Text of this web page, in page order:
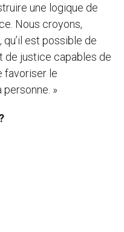
une logique de
Nous croyons,
est possible de
de justice capables de
favoriser le
»